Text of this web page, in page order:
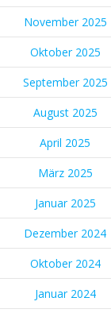
November 2025
Oktober 2025
September 2025
August 2025
April 2025
März 2025
Januar 2025
Dezember 2024
Oktober 2024
Januar 2024